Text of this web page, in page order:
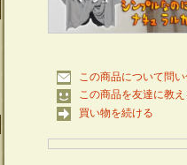
この商品について問
この商品を友達に教え
買い物を続ける